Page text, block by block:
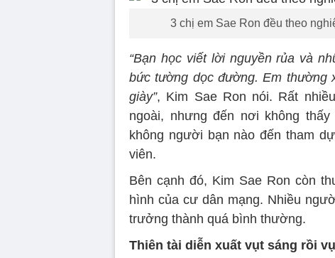
3 chị em Sae Ron đều theo
“Bạn học viết lời nguyền rủa và
bức tường dọc đường. Em thường
giày”, Kim Sae Ron nói. Rất
ngoài, nhưng đến nơi không
không người bạn nào đến tham
viên.
Bên cạnh đó, Kim Sae Ron còn
hình của cư dân mạng. Nhiều
trưởng thành quá bình thường.
Thiên tài diễn xuất vụt sáng rồi